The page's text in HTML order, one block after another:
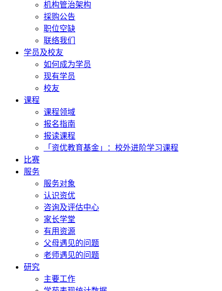
机构管治架构
採购公告
职位空缺
联络我们
学员及校友
如何成为学员
现有学员
校友
课程
课程领域
报名指南
报读课程
「资优教育基金」：校外进阶学习课程
比赛
服务
服务对象
认识资优
咨询及评估中心
家长学堂
有用资源
父母遇见的问题
老师遇见的问题
研究
主要工作